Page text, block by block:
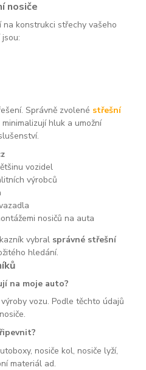
nosiče
na konstrukci střechy vašeho
Správně zvolené střešní
hluk a umožní
vozidel
výrobců
nosičů na auta
vybral správné střešní
hledání.
na moje auto?
vozu. Podle těchto údajů
nosiče kol, nosiče lyží,
materiál ad.